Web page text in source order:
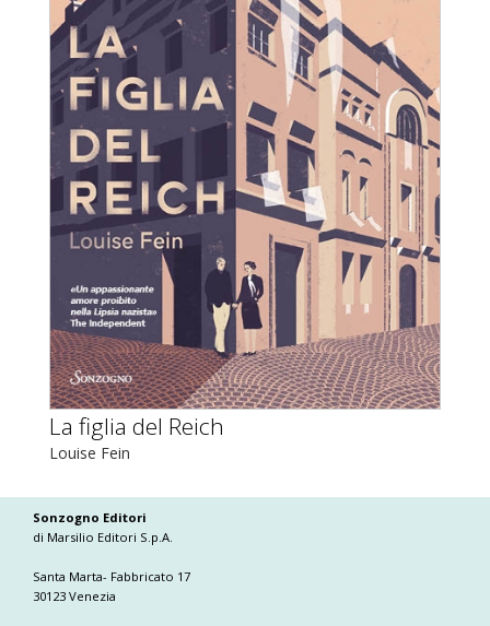
La figlia del Reich
Louise Fein
Sonzogno Editori
di Marsilio Editori S.p.A.
Santa Marta- Fabbricato 17
30123 Venezia